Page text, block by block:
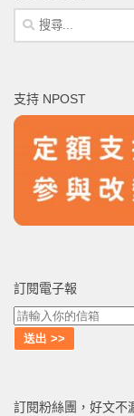
搜
尋
字:
支持 NPOST
訂閱電子報
訂閱粉絲團，好文不